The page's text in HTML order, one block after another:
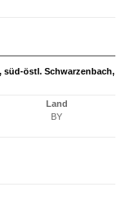
süd-östl. Schwarzenbach,
Land
BY